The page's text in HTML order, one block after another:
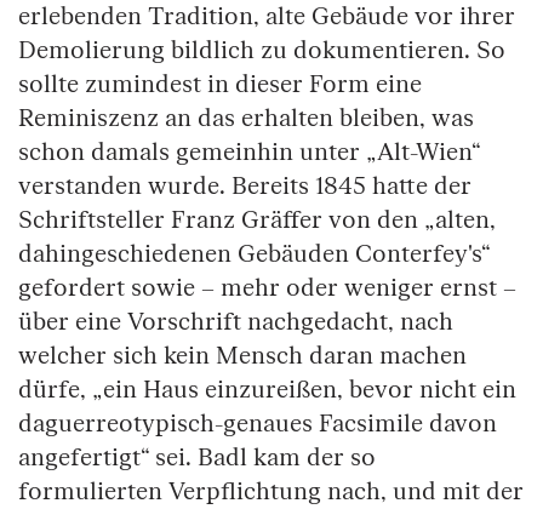
erlebenden Tradition, alte Gebäude vor ihrer
Demolierung bildlich zu dokumentieren. So
sollte zumindest in dieser Form eine
Reminiszenz an das erhalten bleiben, was
schon damals gemeinhin unter „Alt-Wien“
verstanden wurde. Bereits 1845 hatte der
Schriftsteller Franz Gräffer von den „alten,
dahingeschiedenen Gebäuden Conterfey's“
gefordert sowie – mehr oder weniger ernst –
über eine Vorschrift nachgedacht, nach
welcher sich kein Mensch daran machen
dürfe, „ein Haus einzureißen, bevor nicht ein
daguerreotypisch-genaues Facsimile davon
angefertigt“ sei. Badl kam der so
formulierten Verpflichtung nach, und mit der